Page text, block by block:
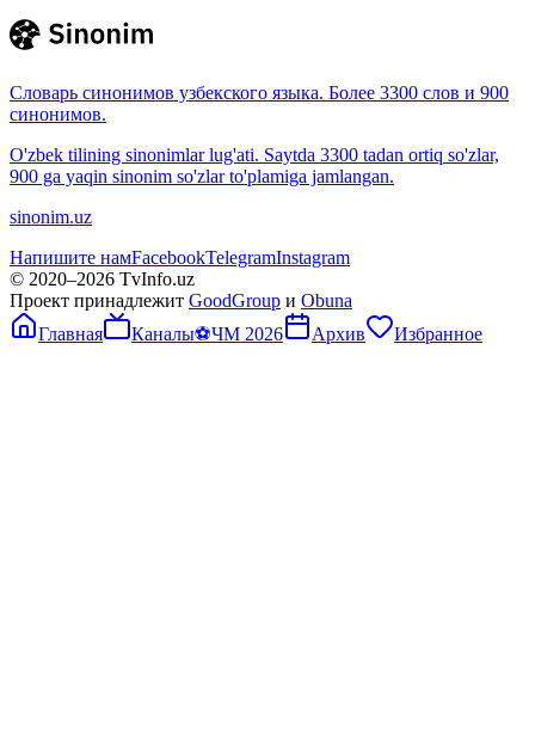
Словарь синонимов узбекского языка. Более 3300 слов и 900
синонимов.
O'zbek tilining sinonimlar lug'ati. Saytda 3300 tadan ortiq so'zlar,
900 ga yaqin sinonim so'zlar to'plamiga jamlangan.
sinonim.uz
Напишите намFacebookTelegramInstagram
© 2020–2026 TvInfo.uz
Проект принадлежит GoodGroup и Obuna
Главная
Каналы⚽ЧМ 2026 Архив Избранное